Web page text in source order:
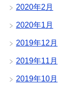
2020年2月
2020年1月
2019年12月
2019年11月
2019年10月